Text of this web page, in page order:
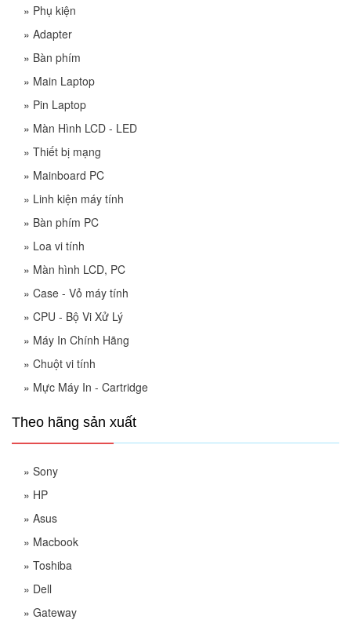
» Phụ kiện
» Adapter
» Bàn phím
» Main Laptop
» Pin Laptop
» Màn Hình LCD - LED
» Thiết bị mạng
» Mainboard PC
» Linh kiện máy tính
» Bàn phím PC
» Loa vi tính
» Màn hình LCD, PC
» Case - Vỏ máy tính
» CPU - Bộ Vi Xử Lý
» Máy In Chính Hãng
» Chuột vi tính
» Mực Máy In - Cartridge
Theo hãng sản xuất
» Sony
» HP
» Asus
» Macbook
» Toshiba
» Dell
» Gateway